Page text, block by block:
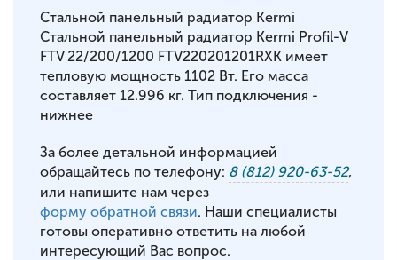
Стальной панельный радиатор Kermi
Стальной панельный радиатор Kermi Profil-V
FTV 22/200/1200 FTV220201201RXK имеет
тепловую мощность 1102 Вт. Его масса
составляет 12.996 кг. Тип подключения -
нижнее
За более детальной информацией
обращайтесь по телефону: 8 (812) 920-63-52,
или напишите нам через
форму обратной связи. Наши специалисты
готовы оперативно ответить на любой
интересующий Вас вопрос.